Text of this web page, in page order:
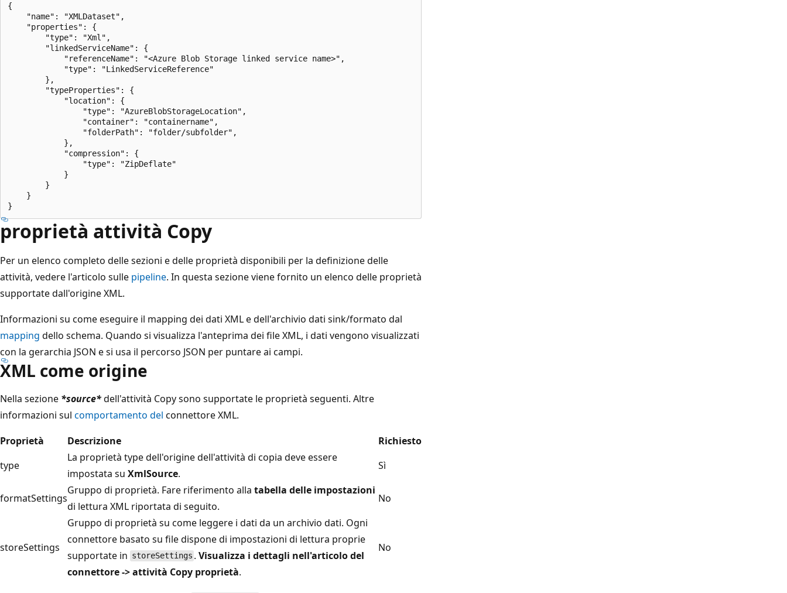
{
    "name": "XMLDataset",
    "properties": {
        "type": "Xml",
        "linkedServiceName": {
            "referenceName": "<Azure Blob Storage linked service name>",
            "type": "LinkedServiceReference"
        },
        "typeProperties": {
            "location": {
                "type": "AzureBlobStorageLocation",
                "container": "containername",
                "folderPath": "folder/subfolder",
            },
            "compression": {
                "type": "ZipDeflate"
            }
        }
    }
proprietà attività Copy
Per un elenco completo delle sezioni e delle proprietà disponibili per la definizione delle
attività, vedere l'articolo sulle pipeline. In questa sezione viene fornito un elenco delle proprietà
supportate dall'origine XML.
Informazioni su come eseguire il mapping dei dati XML e dell'archivio dati sink/formato dal
mapping dello schema. Quando si visualizza l'anteprima dei file XML, i dati vengono visualizzati
con la gerarchia JSON e si usa il percorso JSON per puntare ai campi.
XML come origine
Nella sezione *source*dell'attività Copy sono supportate le proprietà seguenti. Altre
informazioni sul comportamento del connettore XML.
Proprietà
Descrizione
Richiesto
type
La proprietà type dell'origine dell'attività di copia deve essere
impostata su XmlSource.
Sì
formatSettings
Gruppo di proprietà. Fare riferimento alla tabella delle impostazioni
di lettura XML riportata di seguito.
No
storeSettings
Gruppo di proprietà su come leggere i dati da un archivio dati. Ogni
connettore basato su file dispone di impostazioni di lettura proprie
supportate in storeSettings .Visualizza i dettagli nell'articolo del
connettore -> attività Copy proprietà.
No